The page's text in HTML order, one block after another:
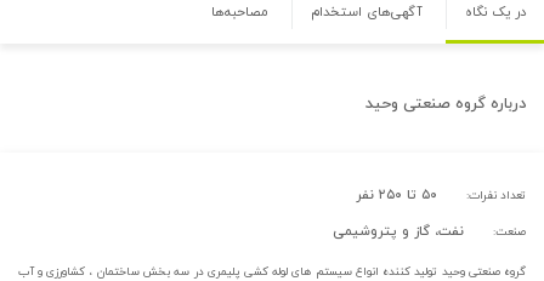
در یک نگاه آگهی‌های استخدام مصاحبه‌ها
درباره گروه صنعتی وحید
تعداد نفرات: ۵۰ تا ۲۵۰ نفر
صنعت: نفت، گاز و پتروشیمی
گروه صنعتی وحید تولید کننده انواع سیستم های لوله کشی پلیمری در سه بخش ساختمان ، کشاورزی و آب